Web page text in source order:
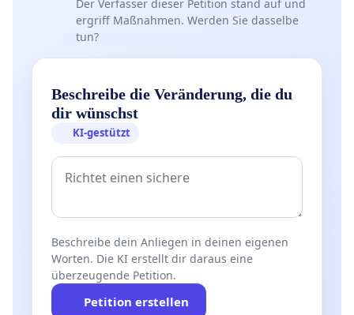
Der Verfasser dieser Petition stand auf und
ergriff Maßnahmen. Werden Sie dasselbe
tun?
Beschreibe die Veränderung, die du
dir wünschst
KI-gestützt
Beschreibe dein Anliegen in deinen eigenen
Worten. Die KI erstellt dir daraus eine
überzeugende Petition.
Petition erstellen